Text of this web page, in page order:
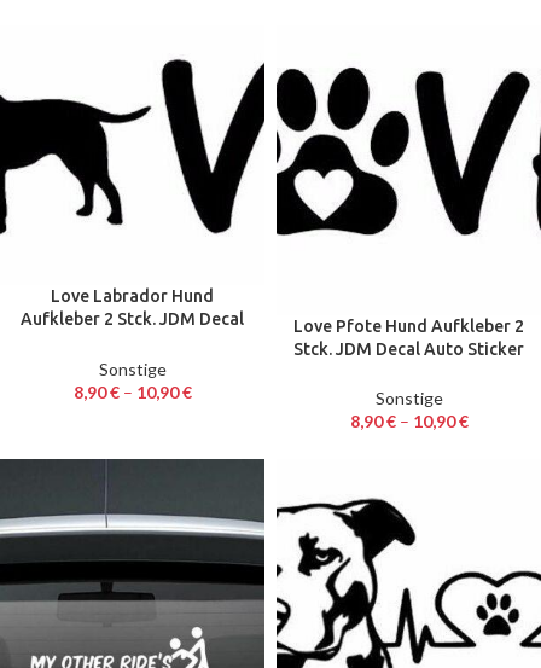
Love Labrador Hund
Aufkleber 2 Stck. JDM Decal
Sonstige
8,90€– 10,90€
Love Pfote Hund Aufkleber 2
Stck. JDM Decal Auto Sticker
Sonstige
8,90€– 10,90€